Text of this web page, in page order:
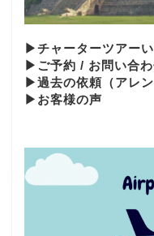
▶︎チャーターツアー
▶︎ご予約 / お問い合
▶︎過去の依頼（アレン
▶お客様の声